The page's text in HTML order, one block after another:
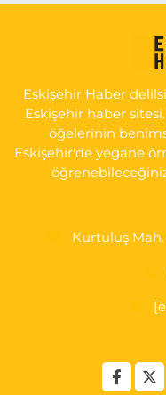
Yenidoğan Mahallesi,
0 (222) 237 75 17
Eskişehir Haber
Eskişehir haber
öğelerinin
Eskişehir'de yegane
Kurtuluş Mah.